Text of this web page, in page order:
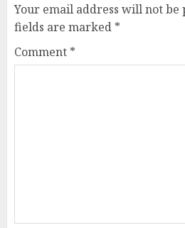
Your email address will not be
fields are marked *
Comment *